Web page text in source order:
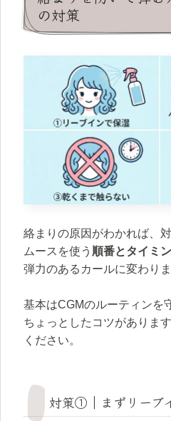
の対策
絡まりの原因がわかれば、
ムースを使う 順番とタイミ
弾力のあるカールに変わりま
基本はCGMのルーティンを
ちょっとしたコツがありま
ください。
対策①｜まずリーブ